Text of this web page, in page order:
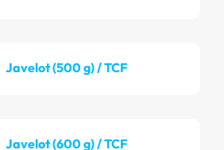
Javelot (500 g) / TCF
Javelot (600 g) / TCF